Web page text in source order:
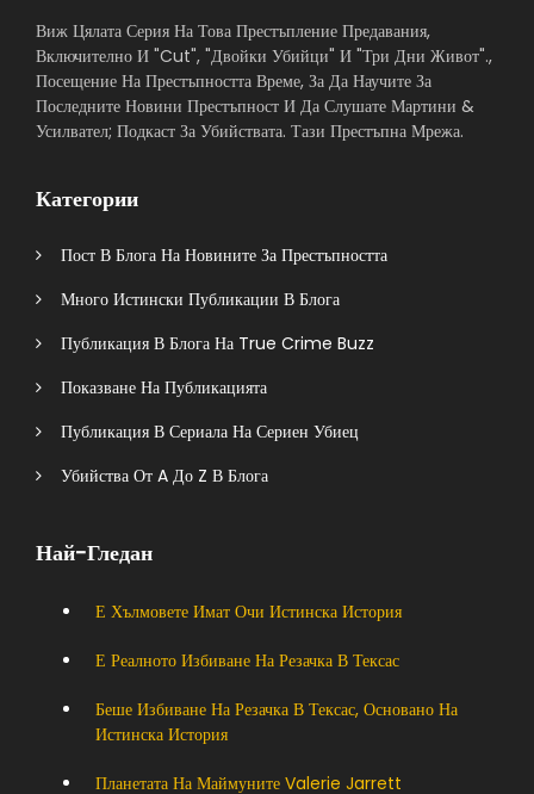
Виж Цялата Серия На Това Престъпление Предавания,
Включително И "Cut", "Двойки Убийци" И "Три Дни Живот".,
Посещение На Престъпността Време, За Да Научите За
Последните Новини Престъпност И Да Слушате Мартини &
Усилвател; Подкаст За Убийствата. Тази Престъпна Мрежа.
Категории
Пост В Блога На Новините За Престъпността
Много Истински Публикации В Блога
Публикация В Блога На True Crime Buzz
Показване На Публикацията
Публикация В Сериала На Сериен Убиец
Убийства От A До Z В Блога
Най-Гледан
Е Хълмовете Имат Очи Истинска История
Е Реалното Избиване На Резачка В Тексас
Беше Избиване На Резачка В Тексас, Основано На
Истинска История
Планетата На Маймуните Valerie Jarrett